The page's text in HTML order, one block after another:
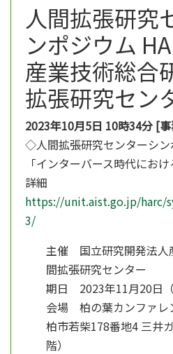
人間拡張研究
ンポジウム
産業技術総合
拡張研究セン
2023年10月5日 10時34分 [
◇人間拡張研究センターシン
「インターバース時代にお
詳細
https://unit.aist.go.jp/harc/
3/
主催 国立研究開発法人
間拡張研究センター
期日 2023年11月20日
会場 柏の葉カンファレ
柏市若柴178番地4 三井
階）